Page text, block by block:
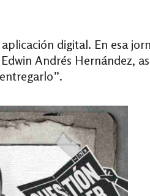
digital. En esa
Andrés Hernández,